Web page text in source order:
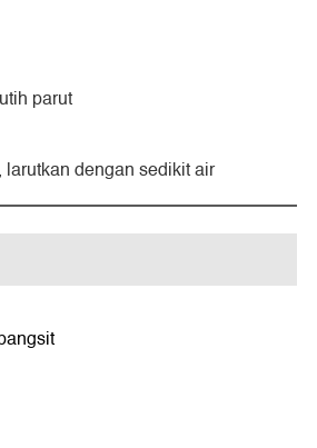
parut
dengan sedikit air